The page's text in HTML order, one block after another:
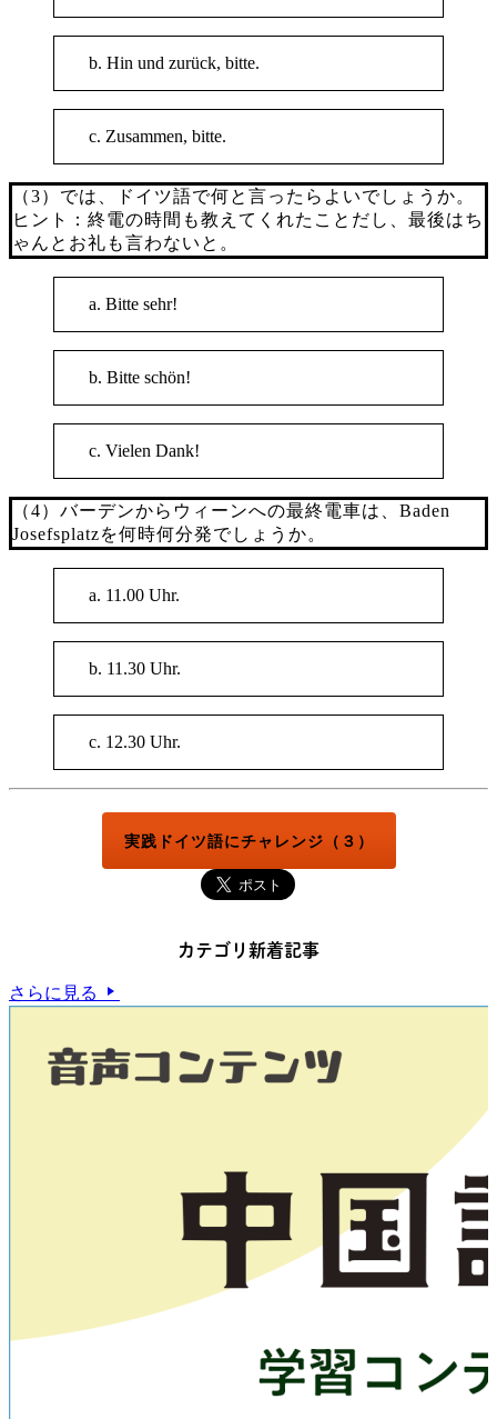
b. Hin und zurück, bitte.
c. Zusammen, bitte.
（3）では、ドイツ語で何と言ったらよいでしょうか。
ヒント：終電の時間も教えてくれたことだし、最後はち
ゃんとお礼も言わないと。
a. Bitte sehr!
b. Bitte schön!
c. Vielen Dank!
（4）バーデンからウィーンへの最終電車は、Baden
Josefsplatzを何時何分発でしょうか。
a. 11.00 Uhr.
b. 11.30 Uhr.
c. 12.30 Uhr.
実践ドイツ語にチャレンジ（３）
カテゴリ新着記事
さらに見る